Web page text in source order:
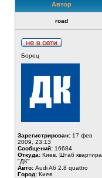
Автор
road
Борец
Зарегистрирован: 17 фев
2009, 23:13
Сообщений: 16684
Откуда: Киев. Штаб квартира
"ДК"
Авто: Audi A6 2.8 quattro
Город: Киев